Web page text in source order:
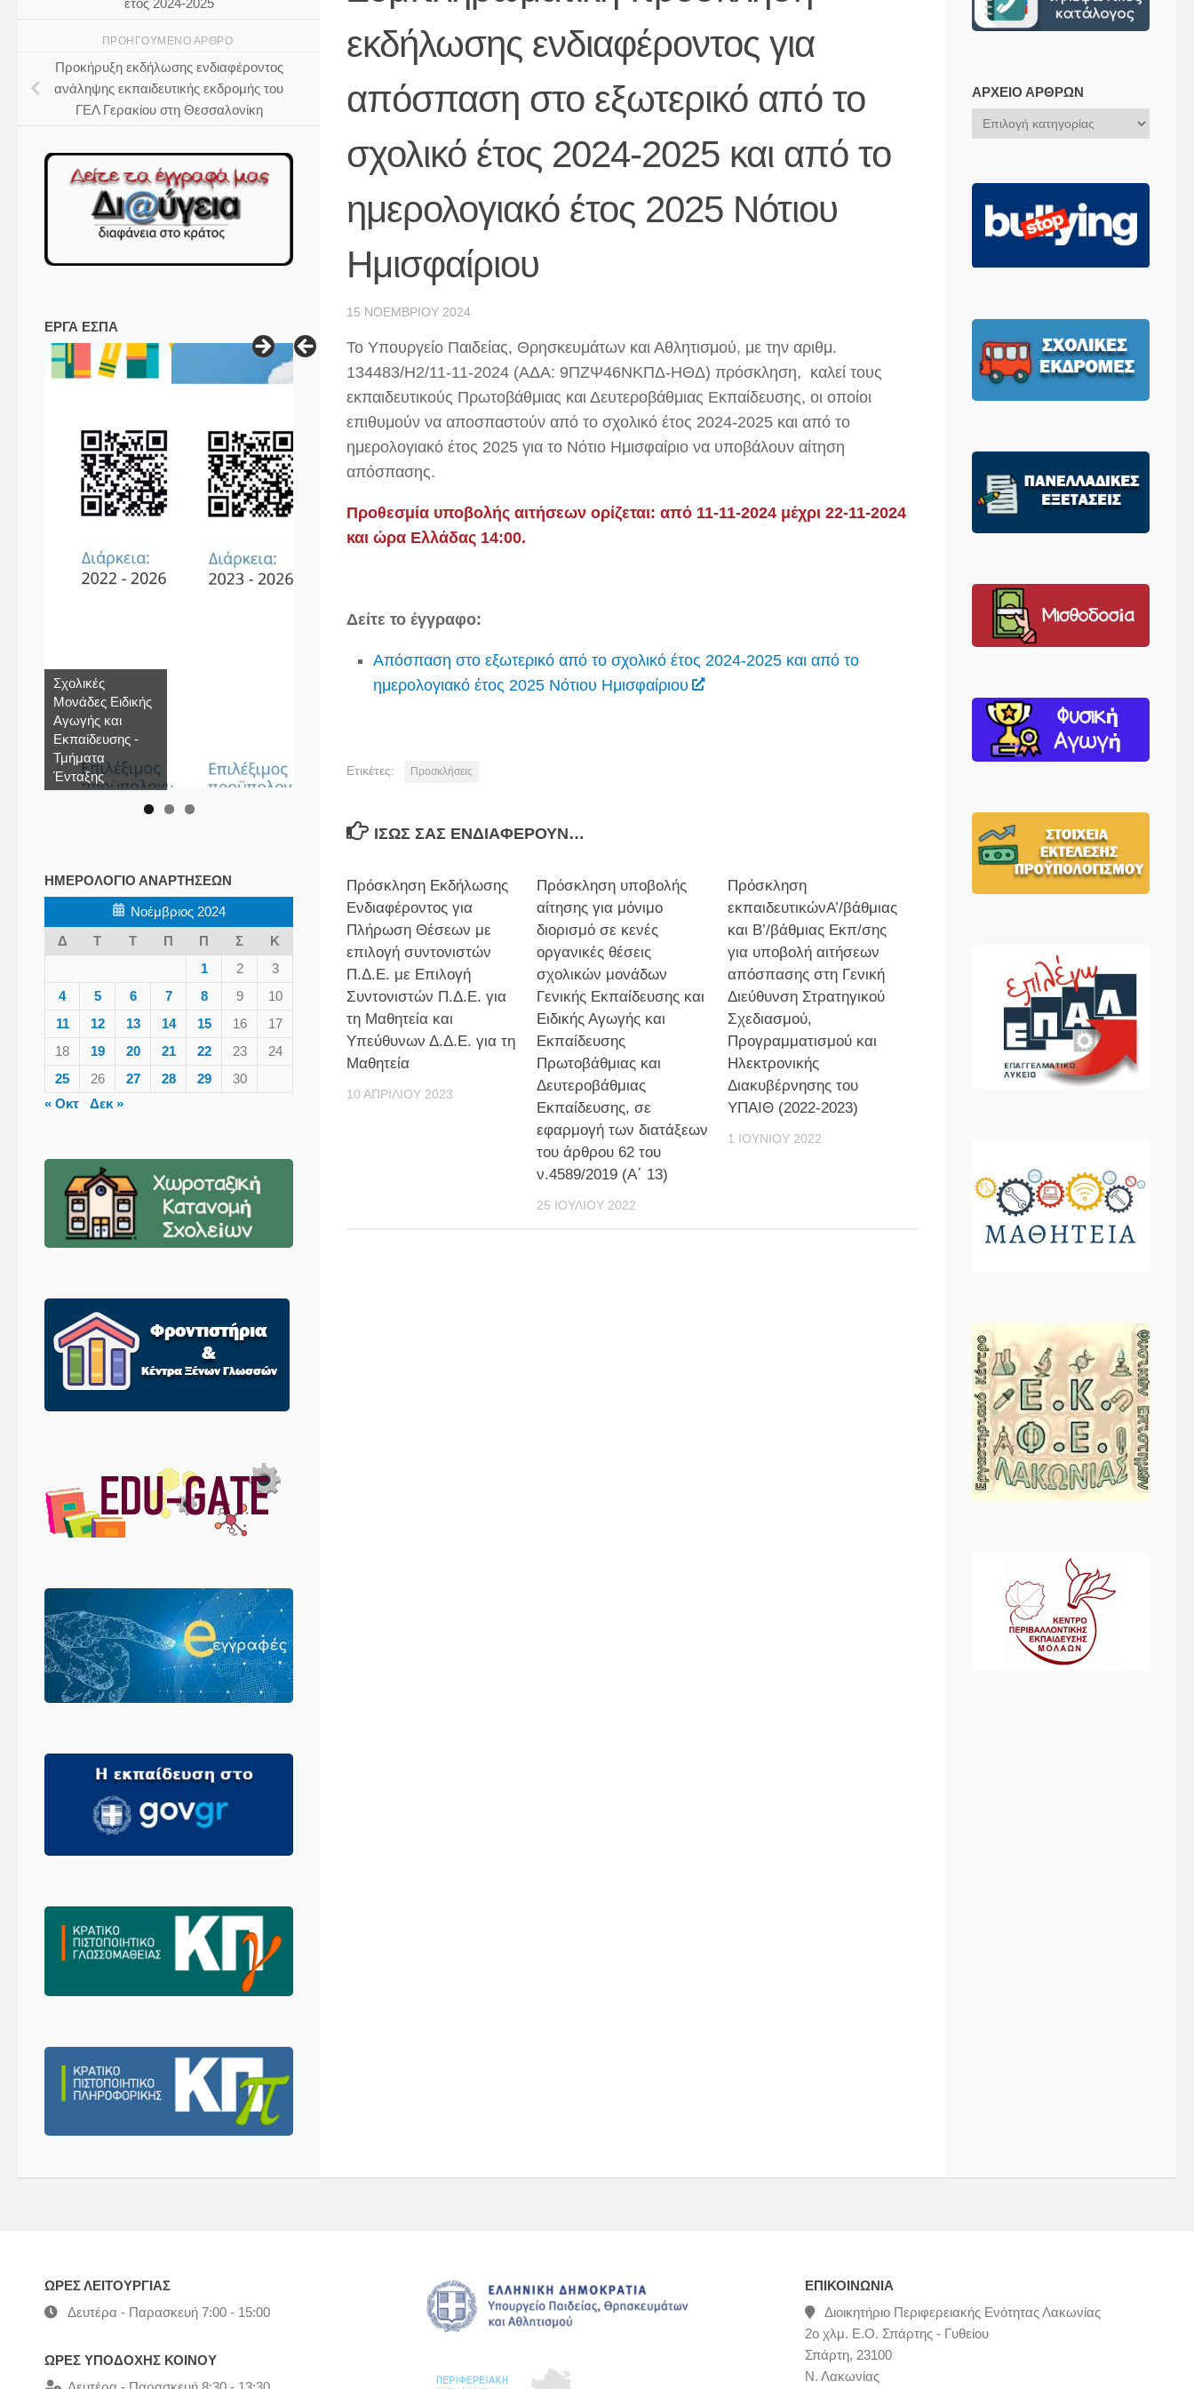
εκδήλωσης ενδιαφέροντος για
απόσπαση στο εξωτερικό από το
σχολικό έτος 2024-2025 και από το
ημερολογιακό έτος 2025 Νότιου
Ημισφαίριου
15 ΝΟΕΜΒΡΊΟΥ 2024
Το Υπουργείο Παιδείας, Θρησκευμάτων και Αθλητισμού, με την αριθμ.
134483/H2/11-11-2024 (ΑΔΑ: 9ΠΖΨ46ΝΚΠΔ-ΗΘΔ) πρόσκληση, καλεί τους
εκπαιδευτικούς Πρωτοβάθμιας και Δευτεροβάθμιας Εκπαίδευσης, οι οποίοι
επιθυμούν να αποσπαστούν από το σχολικό έτος 2024-2025 και από το
ημερολογιακό έτος 2025 για το Νότιο Ημισφαίριο να υποβάλουν αίτηση
απόσπασης.
Προθεσμία υποβολής αιτήσεων ορίζεται: από 11-11-2024 μέχρι 22-11-2024
και ώρα Ελλάδας 14:00.
Δείτε το έγγραφο:
Απόσπαση στο εξωτερικό από το σχολικό έτος 2024-2025 και από το
ημερολογιακό έτος 2025 Νότιου Ημισφαίριου
Ετικέτες: Προσκλήσεις
ΊΣΩΣ ΣΑΣ ΕΝΔΙΑΦΈΡΟΥΝ…
Πρόσκληση Εκδήλωσης
Ενδιαφέροντος για
Πλήρωση Θέσεων με
επιλογή συντονιστών
Π.Δ.Ε. με Επιλογή
Συντονιστών Π.Δ.Ε. για
τη Μαθητεία και
Υπεύθυνων Δ.Δ.Ε. για τη
Μαθητεία
10 ΑΠΡΙΛΊΟΥ 2023
Πρόσκληση υποβολής
αίτησης για μόνιμο
διορισμό σε κενές
οργανικές θέσεις
σχολικών μονάδων
Γενικής Εκπαίδευσης και
Ειδικής Αγωγής και
Εκπαίδευσης
Πρωτοβάθμιας και
Δευτεροβάθμιας
Εκπαίδευσης, σε
εφαρμογή των διατάξεων
του άρθρου 62 του
ν.4589/2019 (Α΄ 13)
25 ΙΟΥΛΊΟΥ 2022
Πρόσκληση
εκπαιδευτικώνΑ’/βάθμιας
και Β’/βάθμιας Εκπ/σης
για υποβολή αιτήσεων
απόσπασης στη Γενική
Διεύθυνση Στρατηγικού
Σχεδιασμού,
Προγραμματισμού και
Ηλεκτρονικής
Διακυβέρνησης του
ΥΠΑΙΘ (2022-2023)
1 ΙΟΥΝΊΟΥ 2022
έτος 2024-2025
ΠΡΟΗΓΟΎΜΕΝΟ ΆΡΘΡΟ
Προκήρυξη εκδήλωσης ενδιαφέροντος
ανάληψης εκπαιδευτικής εκδρομής του
ΓΕΛ Γερακίου στη Θεσσαλονίκη
ΕΡΓΑ ΕΣΠΑ
Σχολικές
Μονάδες Ειδικής
Αγωγής και
Εκπαίδευσης -
Τμήματα
Ένταξης
ΗΜΕΡΟΛΌΓΙΟ ΑΝΑΡΤΉΣΕΩΝ
Νοέμβριος 2024
Δ
Τ Τ Π Π Σ
Κ
1
2
3
4
5 6 7 8 9
10
11
12 13 14 15 16
17
18
19 20 21 22 23
24
25
26 27 28 29
30
« Οκτ
Δεκ »
ΑΡΧΕΊΟ ΆΡΘΡΩΝ
Αρχείο
Άρθρων
ΩΡΕΣ ΛΕΙΤΟΥΡΓΙΑΣ
Δευτέρα - Παρασκευή 7:00 - 15:00
ΩΡΕΣ ΥΠΟΔΟΧΗΣ ΚΟΙΝΟΥ
ΕΠΙΚΟΙΝΩΝΊΑ
Διοικητήριο Περιφερειακής Ενότητας Λακωνίας
2ο χλμ. Ε.Ο. Σπάρτης - Γυθείου
Σπάρτη, 23100
Ν. Λακωνίας